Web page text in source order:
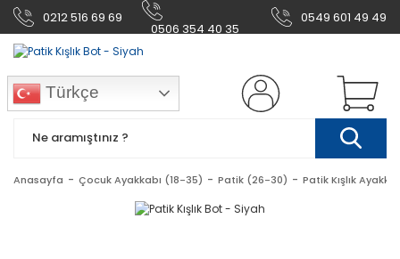
0212 516 69 69
0506 354 40 35
0549 601 49 49
Türkçe
Anasayfa Çocuk Ayakkabı (18-35) Patik (26-30) Patik Kışlık